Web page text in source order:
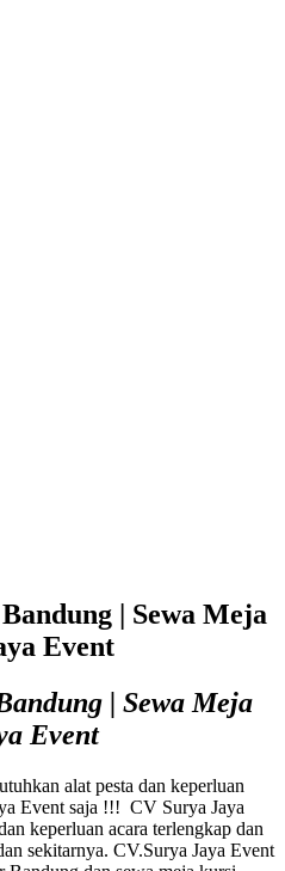
| Sewa Meja
Event
| Sewa Meja
Event
alat pesta dan keperluan
Event saja !!! CV Surya Jaya
keperluan acara terlengkap dan
sekitarnya. CV.Surya Jaya Event